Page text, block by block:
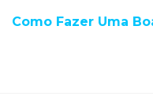
Como Fazer Uma